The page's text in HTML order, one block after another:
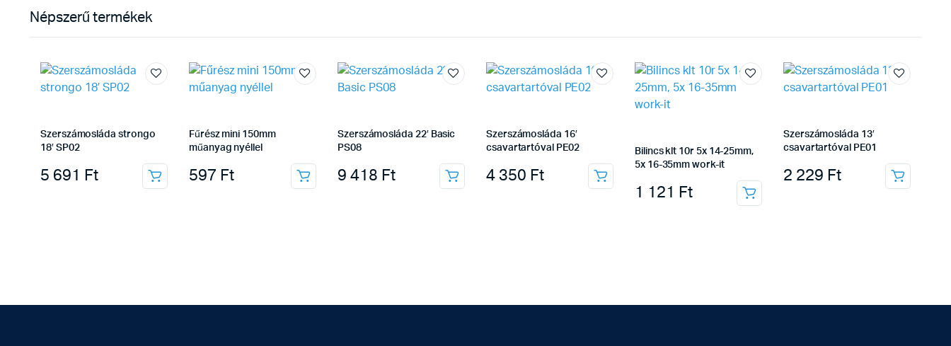
Népszerű termékek
Szerszámosláda strongo
18′ SP02
5 691 Ft
Fűrész mini 150mm
műanyag nyéllel
597 Ft
Szerszámosláda 22′ Basic
PS08
9 418 Ft
Szerszámosláda 16′
csavartartóval PE02
4 350 Ft
Bilincs klt 10r 5x 14-25mm,
5x 16-35mm work-it
1 121 Ft
Szerszámosláda 13′
csavartartóval PE01
2 229 Ft